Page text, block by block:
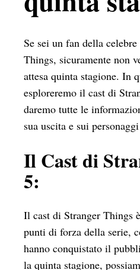
Se sei un fan della
Things, sicuramente non
attesa quinta stagione. In
esploreremo il cast di
daremo tutte le
sua uscita e sui
Il Cast di
5:
Il cast di Stranger Things
punti di forza della serie,
hanno conquistato il
la quinta stagione,